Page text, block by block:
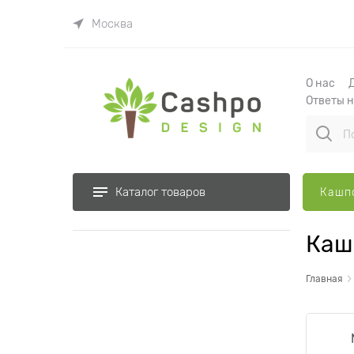
Москва
О наc
Ответы
Каталог товаров
Главная